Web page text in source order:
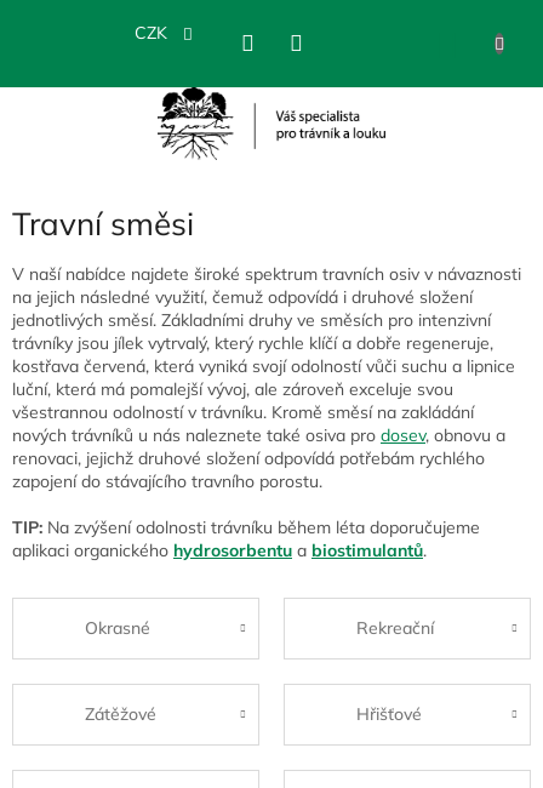
CZK
Travní směsi
V naší nabídce najdete široké spektrum travních osiv v návaznosti
na jejich následné využití, čemuž odpovídá i druhové složení
jednotlivých směsí. Základními druhy ve směsích pro intenzivní
trávníky jsou jílek vytrvalý, který rychle klíčí a dobře regeneruje,
kostřava červená, která vyniká svojí odolností vůči suchu a lipnice
luční, která má pomalejší vývoj, ale zároveň exceluje svou
všestrannou odolností v trávníku. Kromě směsí na zakládání
nových trávníků u nás naleznete také osiva pro dosev, obnovu a
renovaci, jejichž druhové složení odpovídá potřebám rychlého
zapojení do stávajícího travního porostu.
TIP: Na zvýšení odolnosti trávníku během léta doporučujeme
aplikaci organického hydrosorbentu a biostimulantů.
Okrasné Rekreační
Zátěžové Hřišťové